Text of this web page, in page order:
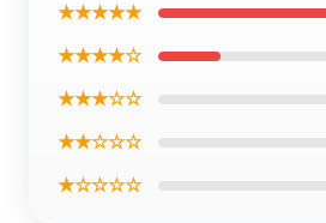
★★★★★
★★★★☆
★★★☆☆
★★☆☆☆
★☆☆☆☆